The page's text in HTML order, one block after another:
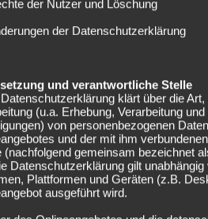
aus, nachdem
völlig an die Wand gefahren wurde
sehr gute Ansätze und man
möchten die Gladbacher
Leverkusen aufgrund von
im zentralen Mittelfeld.
eingehen. Definitiv fehlen
ausgekugelt). Hinzu kommen die
Josip Drmic (Knieverletzung)
der Nutzer und Löschung
der Datenschutzerklärung
und verantwortliche Stelle
klärt über die
(u.a. Erhebung, Verarbeitung
von personenbezogenen
und der mit ihm
(nachfolgend gemeinsam bezeichnet
Datenschutzerklärung gilt
Plattformen und Geräten (z.B.
ausgeführt wird.